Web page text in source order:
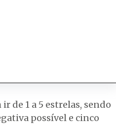
de 1 a 5 estrelas, sendo
possível e cinco